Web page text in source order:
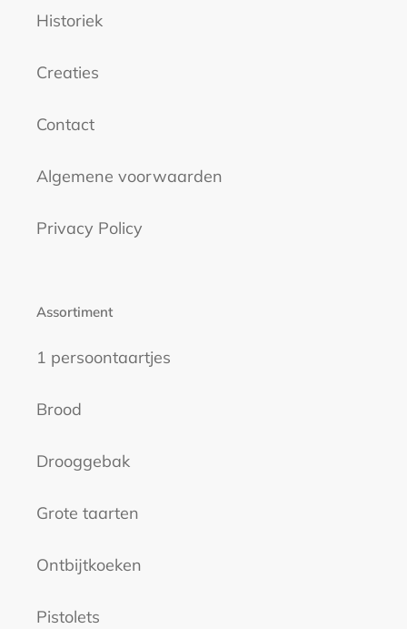
Historiek
Creaties
Contact
Algemene voorwaarden
Privacy Policy
Assortiment
1 persoontaartjes
Brood
Drooggebak
Grote taarten
Ontbijtkoeken
Pistolets